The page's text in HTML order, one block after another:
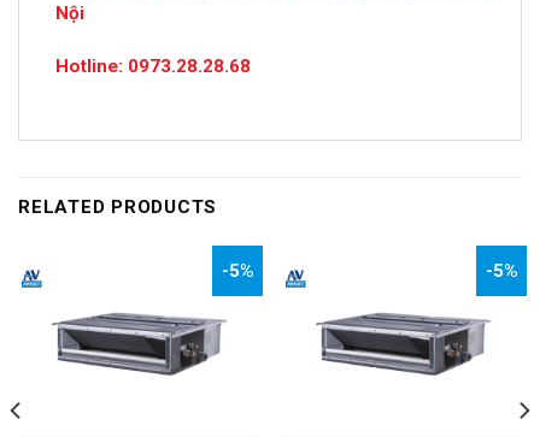
Nội
Hotline: 0973.28.28.68
RELATED PRODUCTS
-5% -5%